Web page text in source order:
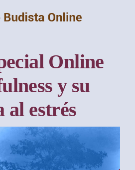
Online
y su
al estrés